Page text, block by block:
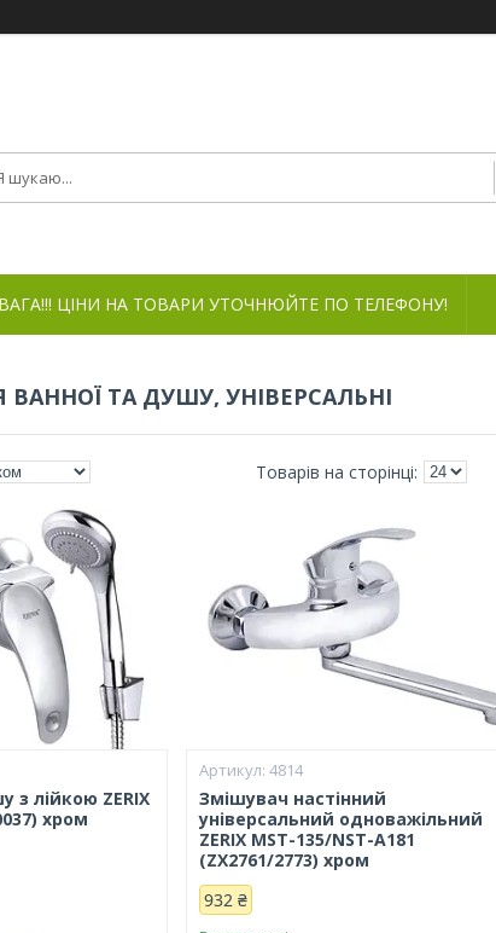
ЦІНИ НА ТОВАРИ УТОЧНЮЙТЕ ПО ТЕЛЕФОНУ!
ВАННОЇ ТА ДУШУ, УНІВЕРСАЛЬНІ
з лійкою ZERIX
хром
4814
Змішувач настінний
універсальний одноважільний
ZERIX MST-135/NST-A181
(ZX2761/2773) хром
932 ₴